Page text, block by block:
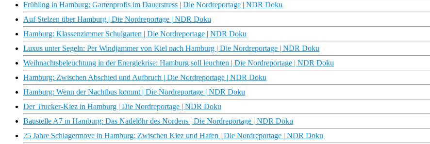
Frühling in Hamburg: Gartenprofis im Dauerstress | Die Nordreportage | NDR Doku
Auf Stelzen über Hamburg | Die Nordreportage | NDR Doku
Hamburg: Klassenzimmer Schulgarten | Die Nordreportage | NDR Doku
Luxus unter Segeln: Per Windjammer von Kiel nach Hamburg | Die Nordreportage | NDR Doku
Weihnachtsbeleuchtung in der Energiekrise: Hamburg soll leuchten | Die Nordreportage | NDR Doku
Hamburg: Zwischen Abschied und Aufbruch | Die Nordreportage | NDR Doku
Hamburg: Wenn der Nachtbus kommt | Die Nordreportage | NDR Doku
Der Trucker-Kiez in Hamburg | Die Nordreportage | NDR Doku
Baustelle A7 in Hamburg: Das Nadelöhr des Nordens | Die Nordreportage | NDR Doku
25 Jahre Schlagermove in Hamburg: Zwischen Kiez und Hafen | Die Nordreportage | NDR Doku